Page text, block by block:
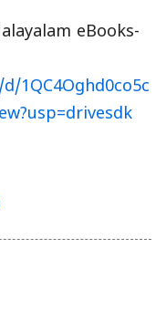
eBooks-
1QC4Oghd0co5c